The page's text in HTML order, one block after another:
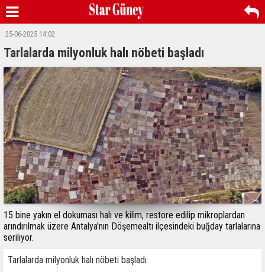
25-06-2025 14:02
Tarlalarda milyonluk halı nöbeti başladı
15 bine yakın el dokuması halı ve kilim, restore edilip mikroplardan
arındırılmak üzere Antalya’nın Döşemealtı ilçesindeki buğday tarlalarına
seriliyor.
Tarlalarda milyonluk halı nöbeti başladı